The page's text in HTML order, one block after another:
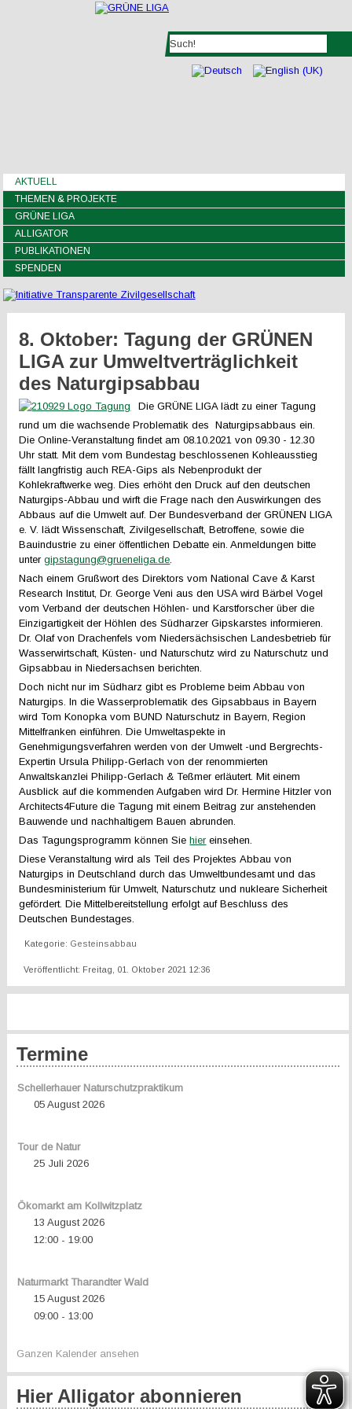
AKTUELL
THEMEN & PROJEKTE
GRÜNE LIGA
ALLIGATOR
PUBLIKATIONEN
SPENDEN
8. Oktober: Tagung der GRÜNEN
LIGA zur Umweltverträglichkeit
des Naturgipsabbau
Die GRÜNE LIGA lädt zu einer Tagung
rund um die wachsende Problematik des Naturgipsabbaus ein.
Die Online-Veranstaltung findet am 08.10.2021 von 09.30 - 12.30
Uhr statt. Mit dem vom Bundestag beschlossenen Kohleausstieg
fällt langfristig auch REA-Gips als Nebenprodukt der
Kohlekraftwerke weg. Dies erhöht den Druck auf den deutschen
Naturgips-Abbau und wirft die Frage nach den Auswirkungen des
Abbaus auf die Umwelt auf. Der Bundesverband der GRÜNEN LIGA
e. V. lädt Wissenschaft, Zivilgesellschaft, Betroffene, sowie die
Bauindustrie zu einer öffentlichen Debatte ein. Anmeldungen bitte
untergipstagung@grueneliga.de.
Nach einem Grußwort des Direktors vom National Cave & Karst
Research Institut, Dr. George Veni aus den USA wird Bärbel Vogel
vom Verband der deutschen Höhlen- und Karstforscher über die
Einzigartigkeit der Höhlen des Südharzer Gipskarstes informieren.
Dr. Olaf von Drachenfels vom Niedersächsischen Landesbetrieb für
Wasserwirtschaft, Küsten- und Naturschutz wird zu Naturschutz und
Gipsabbau in Niedersachsen berichten.
Doch nicht nur im Südharz gibt es Probleme beim Abbau von
Naturgips. In die Wasserproblematik des Gipsabbaus in Bayern
wird Tom Konopka vom BUND Naturschutz in Bayern, Region
Mittelfranken einführen. Die Umweltaspekte in
Genehmigungsverfahren werden von der Umwelt -und Bergrechts-
Expertin Ursula Philipp-Gerlach von der renommierten
Anwaltskanzlei Philipp-Gerlach & Teßmer erläutert. Mit einem
Ausblick auf die kommenden Aufgaben wird Dr. Hermine Hitzler von
Architects4Future die Tagung mit einem Beitrag zur anstehenden
Bauwende und nachhaltigem Bauen abrunden.
Das Tagungsprogramm können Siehier einsehen.
Diese Veranstaltung wird als Teil des Projektes Abbau von
Naturgips in Deutschland durch das Umweltbundesamt und das
Bundesministerium für Umwelt, Naturschutz und nukleare Sicherheit
gefördert. Die Mittelbereitstellung erfolgt auf Beschluss des
Deutschen Bundestages.
Kategorie: Gesteinsabbau
Veröffentlicht: Freitag, 01. Oktober 2021 12:36
Termine
Schellerhauer Naturschutzpraktikum
05 August 2026
Tour de Natur
25 Juli 2026
Ökomarkt am Kollwitzplatz
13 August 2026
12:00- 19:00
Naturmarkt Tharandter Wald
15 August 2026
09:00- 13:00
Ganzen Kalender ansehen
Hier Alligator abonnieren